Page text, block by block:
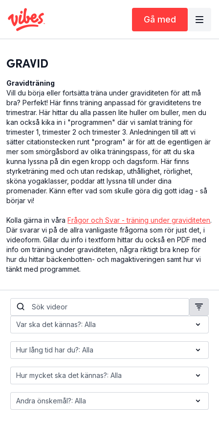
Gå med
GRAVID
Gravidträning
Vill du börja eller fortsätta träna under graviditeten för att må
bra? Perfekt! Här finns träning anpassad för graviditetens tre
trimestrar. Här hittar du alla passen lite huller om buller, men du
kan också kika in i "programmen" där vi samlat träning för
trimester 1, trimester 2 och trimester 3. Anledningen till att vi
sätter citationstecken runt "program" är för att de egentligen är
mer som smörgåsbord av olika träningspass, för att du ska
kunna lyssna på din egen kropp och dagsform. Här finns
styrketräning med och utan redskap, uthållighet, rörlighet,
sköna yogaklasser, poddar att lyssna till under dina
promenader. Känn efter vad som skulle göra dig gott idag - så
börjar vi!
Kolla gärna in våraFrågor och Svar - träning under graviditeten.
Där svarar vi på de allra vanligaste frågorna som rör just det, i
videoform. Gillar du info i textform hittar du också en PDF med
info om träning under graviditeten, några riktigt bra knep för
hur du hittar bäckenbotten- och magaktiveringen samt hur vi
tänkt med programmet.